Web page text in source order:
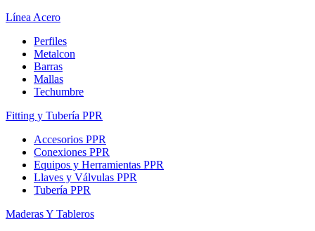
Línea Acero
Perfiles
Metalcon
Barras
Mallas
Techumbre
Fitting y Tubería PPR
Accesorios PPR
Conexiones PPR
Equipos y Herramientas PPR
Llaves y Válvulas PPR
Tubería PPR
Maderas Y Tableros